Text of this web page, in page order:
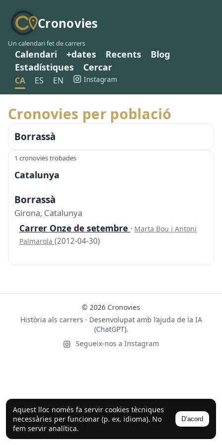
Cronovies
Un calendari fet de carrers
Calendari +dates Recents
Blog
Estadístiques
Cercar
CA ES EN Instagram
Aquest lloc només fa servir cookies tècniques
necessàries per funcionar (p. ex. idioma). No
fem servir analítica.
D’acord
Cronovies per població
Borrassà
1 cronovies trobades
Catalunya
Borrassà
Girona, Catalunya
Carrer Onze de setembre · Marta Bou i Antoni
Palmarola (2012-04-30)
© 2026 Cronovies
Història als carrers · Desenvolupat amb l’ajuda de la IA
(ChatGPT).
Segueix-nos a Instagram